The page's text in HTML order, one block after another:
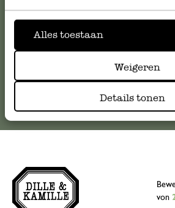
Alles toestaan
Weigeren
Details tonen
von